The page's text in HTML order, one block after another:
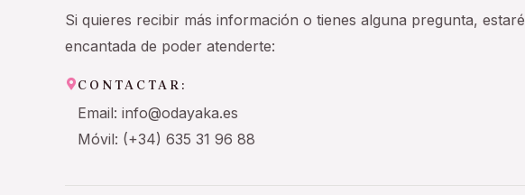
Si quieres recibir más información o tienes alguna pregunta, estaré
encantada de poder atenderte:
CONTACTAR:
Email: info@odayaka.es
Móvil: (+34) 635 31 96 88